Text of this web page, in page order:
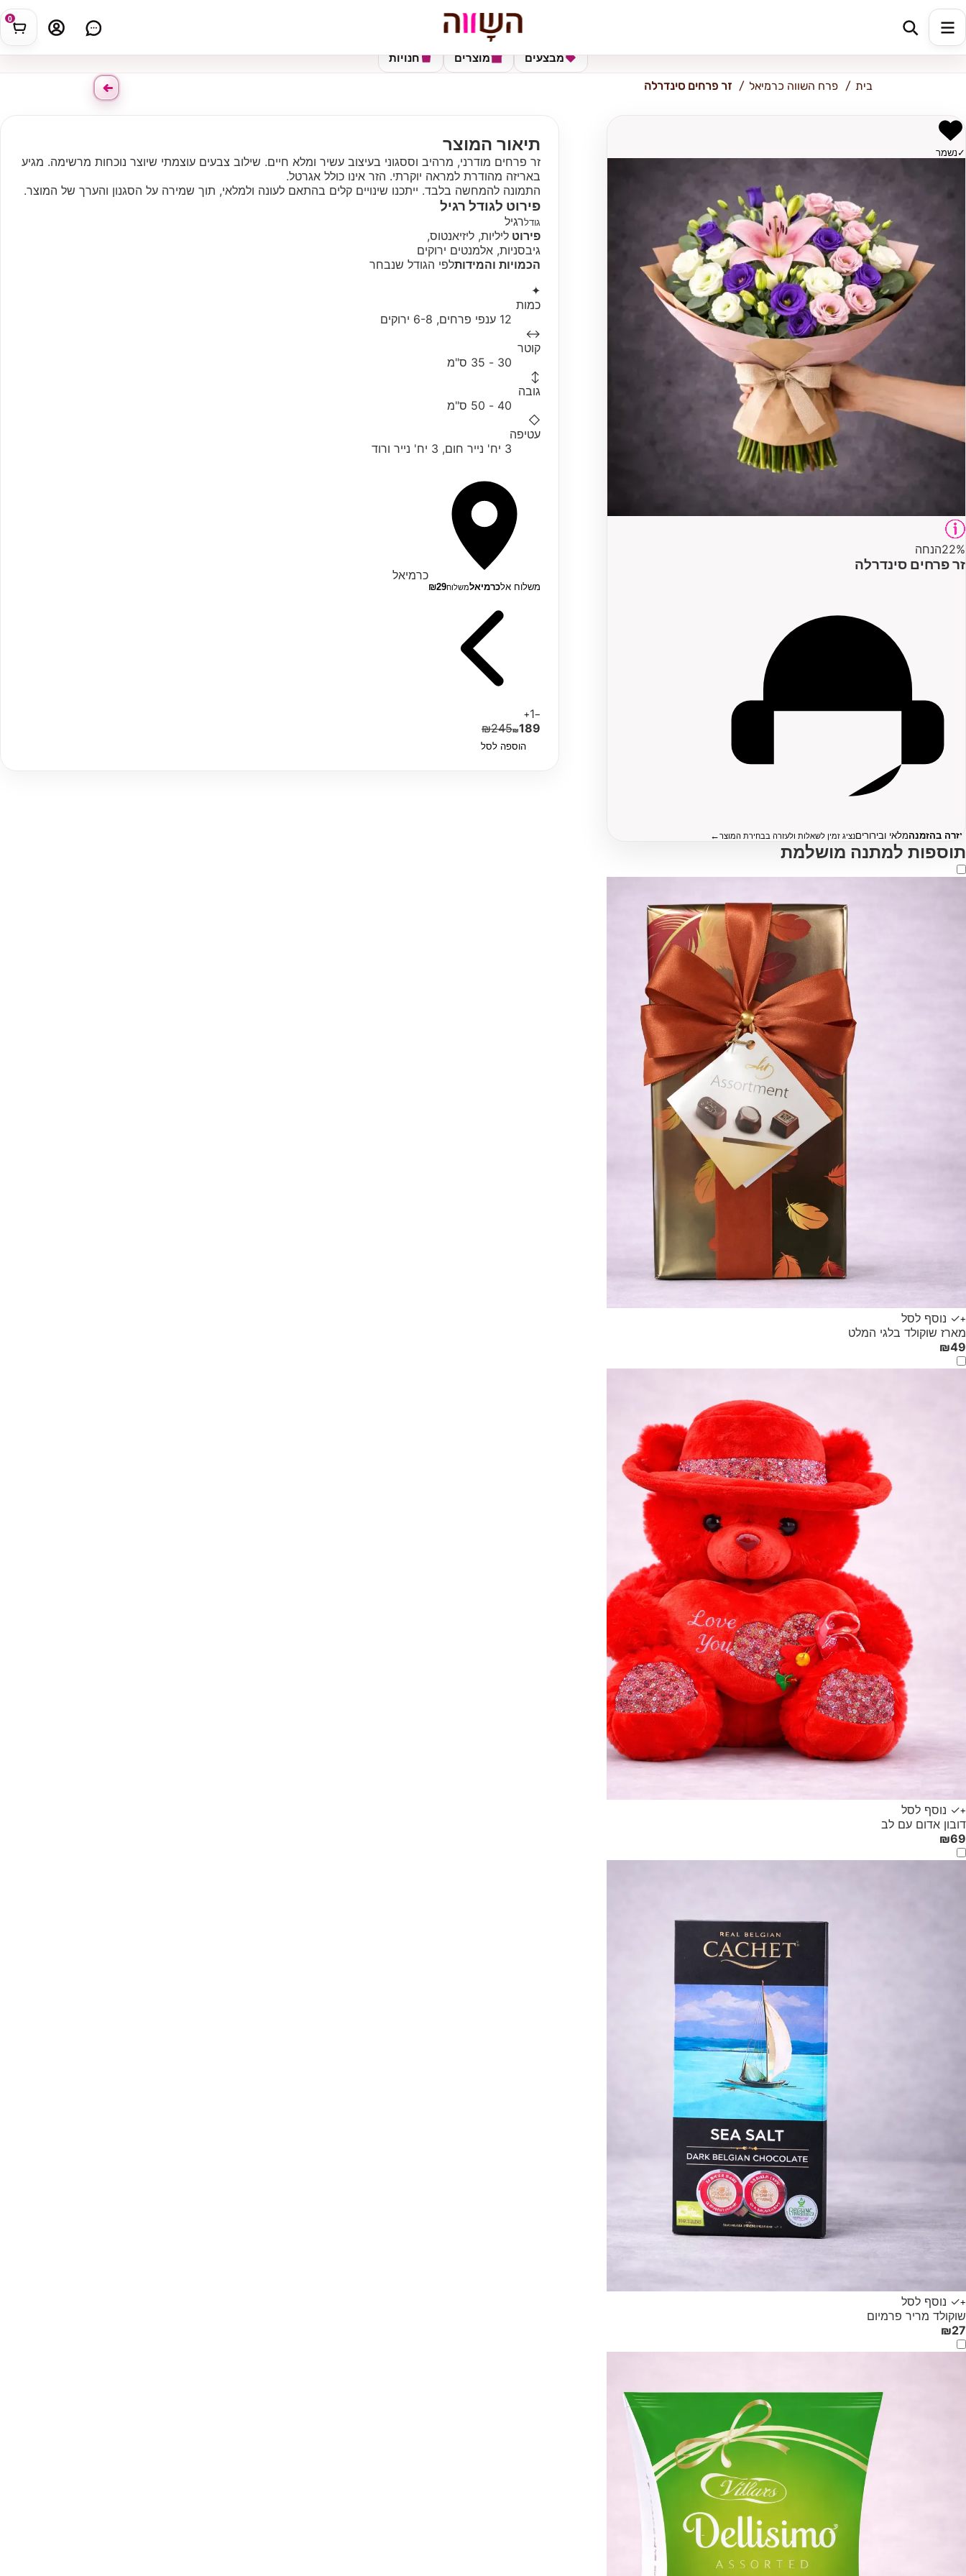
0 כרמיאל
חנויות מוצרים מבצעים
בית פרח השווה כרמיאל זר פרחים סינדרלה
✓ נשמר
22%הנחה
זר פרחים סינדרלה
עזרה בהזמנהמלאי ובירוריםנציג זמין לשאלות ולעזרה בבחירת המוצר←
תוספות למתנה מושלמת
+✓ נוסף לסל
מארז שוקולד בלגי המלט
₪49
+✓ נוסף לסל
דובון אדום עם לב
₪69
+✓ נוסף לסל
שוקולד מריר פרמיום
₪27
תיאור המוצר
זר פרחים מודרני, מרהיב וססגוני בעיצוב עשיר ומלא חיים. שילוב צבעים עוצמתי שיוצר נוכחות מרשימה. מגיע
באריזה מהודרת למראה יוקרתי. הזר אינו כולל אגרטל.
התמונה להמחשה בלבד. ייתכנו שינויים קלים בהתאם לעונה ולמלאי, תוך שמירה על הסגנון והערך של המוצר.
פירוט לגודל רגיל
גודלרגיל
פירוט ליליות, ליזיאנטוס,
גיבסניות, אלמנטים ירוקים
הכמויות והמידותלפי הגודל שנבחר
✦
כמות
12 ענפי פרחים, 6-8 ירוקים
↔
קוטר
30 - 35 ס"מ
↕
גובה
40 - 50 ס"מ
◇
עטיפה
3 יח' נייר חום, 3 יח' נייר ורוד
משלוח אלכרמיאלמשלוח ₪29
כרמיאל
−
1
+
₪245₪189
הוספה לסל